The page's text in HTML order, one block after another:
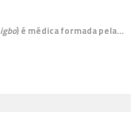
igbo) é médicaformada pela…